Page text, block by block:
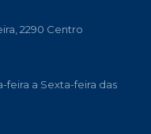
2290 Centro
a Sexta-feira das